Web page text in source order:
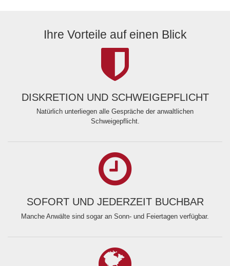
Ihre Vorteile auf einen Blick
DISKRETION UND SCHWEIGEPFLICHT
Natürlich unterliegen alle Gespräche der anwaltlichen
Schweigepflicht.
SOFORT UND JEDERZEIT BUCHBAR
Manche Anwälte sind sogar an Sonn- und Feiertagen verfügbar.